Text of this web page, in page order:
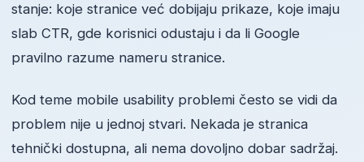
stanje: koje stranice već dobijaju prikaze, koje imaju
slab CTR, gde korisnici odustaju i da li Google
pravilno razume nameru stranice.
Kod teme mobile usability problemi često se vidi da
problem nije u jednoj stvari. Nekada je stranica
tehnički dostupna, ali nema dovoljno dobar sadržaj.